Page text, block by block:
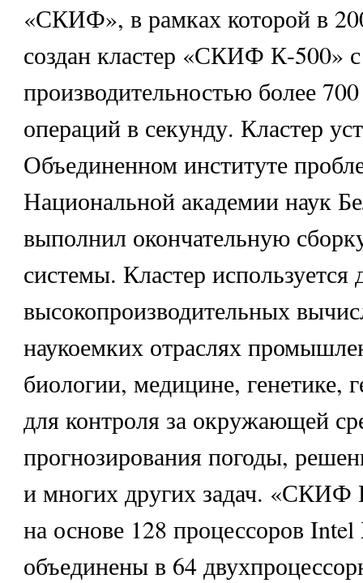
«СКИФ», в рамках которой в
создан кластер «СКИФ К-500»
производительностью более
операций в секунду. Кластер
Объединенном институте
Национальной академии наук
выполнил окончательную
системы. Кластер используется
высокопроизводительных
наукоемких отраслях
биологии, медицине, генетике,
для контроля за окружающей
прогнозирования погоды,
и многих других задач. «СКИФ
на основе 128 процессоров
объединены в 64